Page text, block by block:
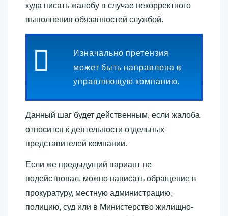
куда писать жалобу в случае некорректного
выполнения обязанностей службой.
Изначально претензия
может быть направлена в
управляющую компанию.
Данный шаг будет действенным, если жалоба
относится к деятельности отдельных
представителей компании.
Если же предыдущий вариант не
подействовал, можно написать обращение в
прокуратуру, местную администрацию,
полицию, суд или в Министерство жилищно-